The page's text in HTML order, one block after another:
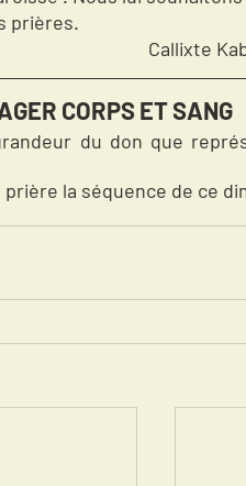
prières.
Callixte
CORPS ET SANG
la séquence de ce